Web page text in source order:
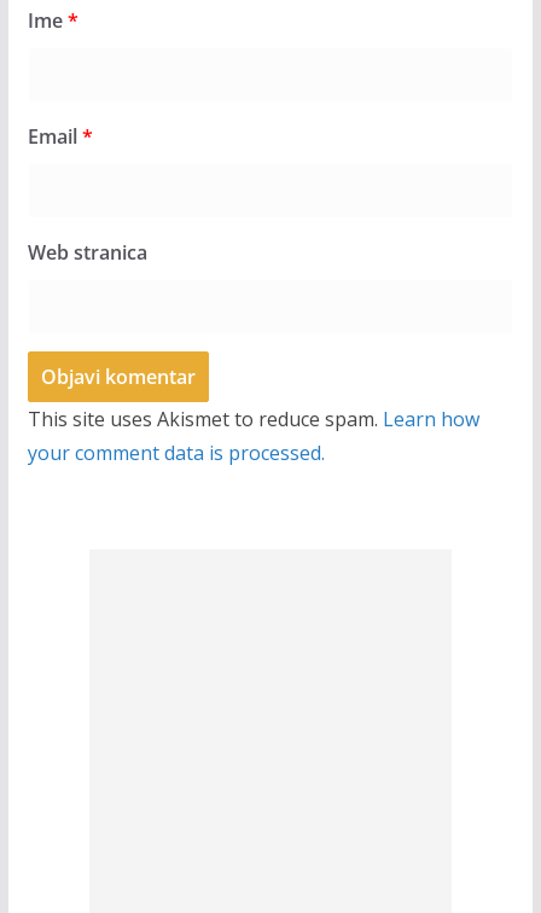
Ime*
Email*
Web stranica
This site uses Akismet to reduce spam. Learn how
your comment data is processed.